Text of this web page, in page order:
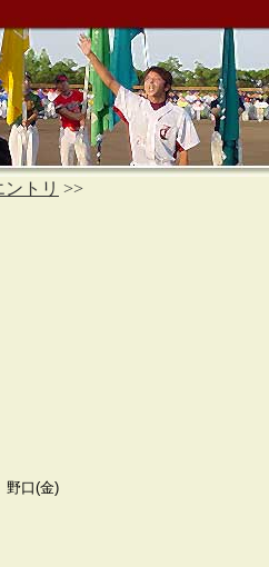
トリ >>
野口(金)